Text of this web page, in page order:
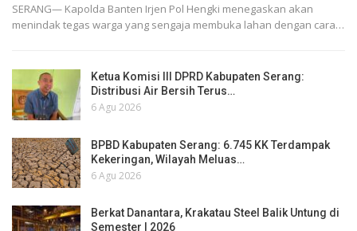
SERANG— Kapolda Banten Irjen Pol Hengki menegaskan akan
menindak tegas warga yang sengaja membuka lahan dengan cara…
Ketua Komisi III DPRD Kabupaten Serang:
Distribusi Air Bersih Terus…
6 Agu 2026
BPBD Kabupaten Serang: 6.745 KK Terdampak
Kekeringan, Wilayah Meluas…
6 Agu 2026
Berkat Danantara, Krakatau Steel Balik Untung di
Semester I 2026